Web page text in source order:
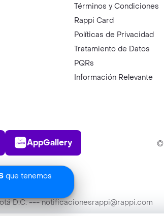
que tenemos
Términos y Condiciones
Rappi Card
Políticas de Privacidad
Tratamiento de Datos
PQRs
Información Relevante
AppGallery
AppGallery ©
D.C. --- notificacionesrappi@rappi.com